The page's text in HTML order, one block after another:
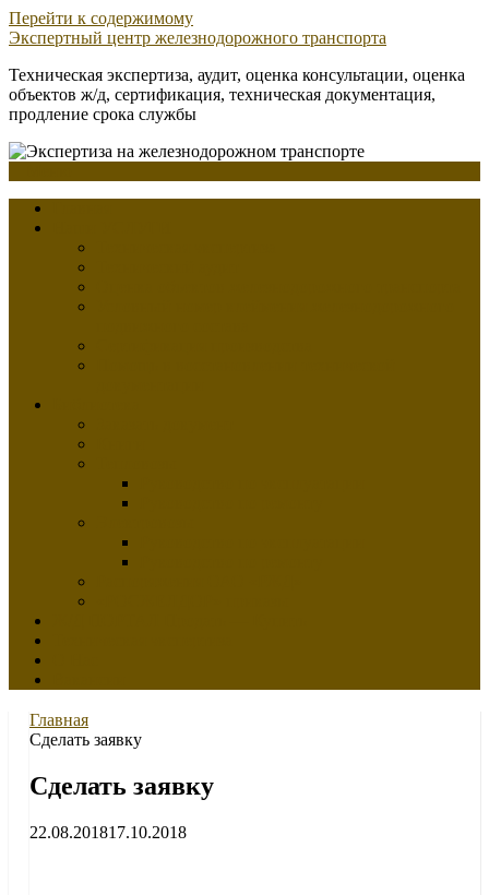
Перейти к содержимому
Экспертный центр железнодорожного транспорта
Техническая экспертиза, аудит, оценка консультации, оценка
объектов ж/д, сертификация, техническая документация,
продление срока службы
Главная
Сделать заявку
Сделать заявку
22.08.201817.10.2018